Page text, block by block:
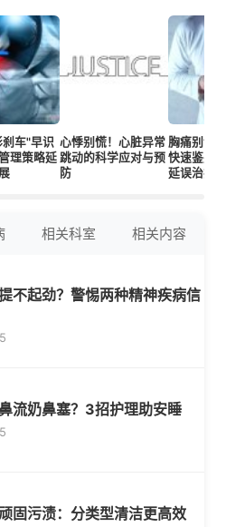
车"早识
理策略延
心悸别慌！心脏异常
跳动的科学应对与预
防
胸痛别误
快速鉴别
延误治疗
相关科室 相关内容
不起劲？警惕两种精神疾病信
流奶鼻塞？3招护理助安睡
固污渍：分类型清洁更高效